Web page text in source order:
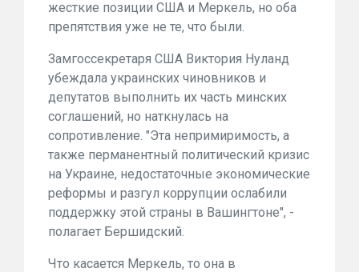
жесткие позиции США и Меркель, но оба
препятствия уже не те, что были.
Замгоссекретаря США Виктория Нуланд
убеждала украинских чиновников и
депутатов выполнить их часть минских
соглашений, но наткнулась на
сопротивление. "Эта непримиримость, а
также перманентный политический кризис
на Украине, недостаточные экономические
реформы и разгул коррупции ослабили
поддержку этой страны в Вашингтоне", -
полагает Бершидский.
Что касается Меркель, то она в